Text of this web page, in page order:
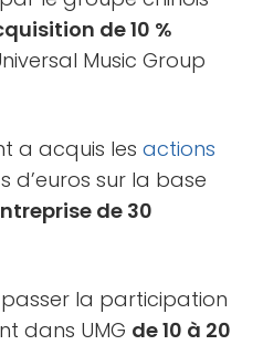
de 10 %
Music Group
a acquis les actions
d’euros sur la base
de 30
la participation
dans UMG de 10 à 20